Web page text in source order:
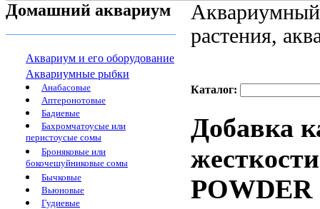
Домашний аквариум
Аквариум и его оборудование
Аквариумные рыбки
Анабасовые
Аптеронотовые
Бадиевые
Бахромчатоусые или
перистоусые сомы
Броняковые или
бокочешуйниковые сомы
Бычковые
Вьюновые
Гудиевые
растения,
Каталог:
Добавка
POWDER